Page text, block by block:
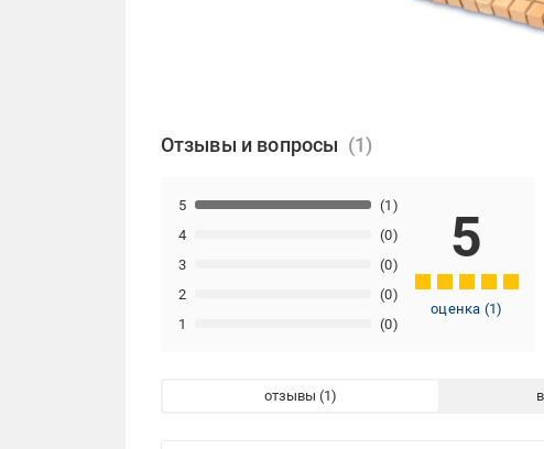
Отзывы и вопросы
1 (0)
2 (0)
3 (0)
4 (0)
5 (1)
5
оценка (1)
отзывы